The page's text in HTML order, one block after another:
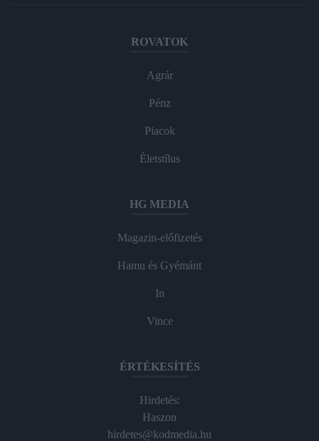
ROVATOK
Agrár
Pénz
Piacok
Életstílus
HG MEDIA
Magazin-előfizetés
Hamu és Gyémánt
In
Vince
ÉRTÉKESÍTÉS
Hirdetés:
Haszon
hirdetes@kodmedia.hu